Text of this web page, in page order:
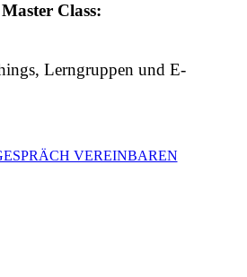
Class:
Lerngruppen und E-
VEREINBAREN